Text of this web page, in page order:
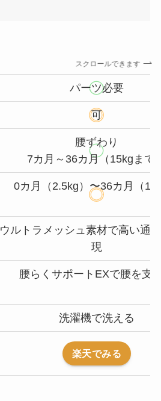
スクロールできます
パーツ必要
可
腰ずわり
7カ月～36カ月（15kgまで
0カ月（2.5kg）〜36カ月（
ウルトラメッシュ素材で高い通
現
腰らくサポートEXで腰を支
洗濯機で洗える
楽天でみる